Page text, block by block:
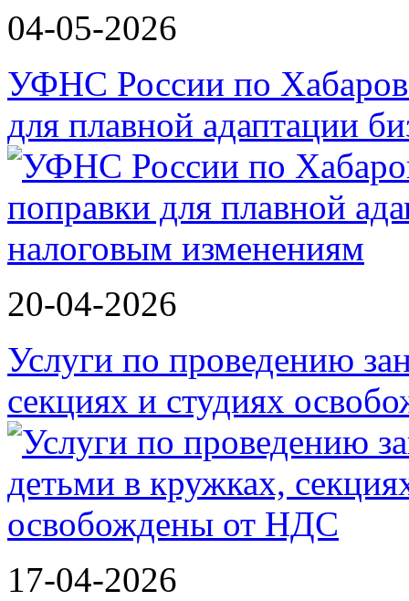
04-05-2026
УФНС России по
для плавной адаптации
20-04-2026
Услуги по проведению
секциях и студиях
17-04-2026